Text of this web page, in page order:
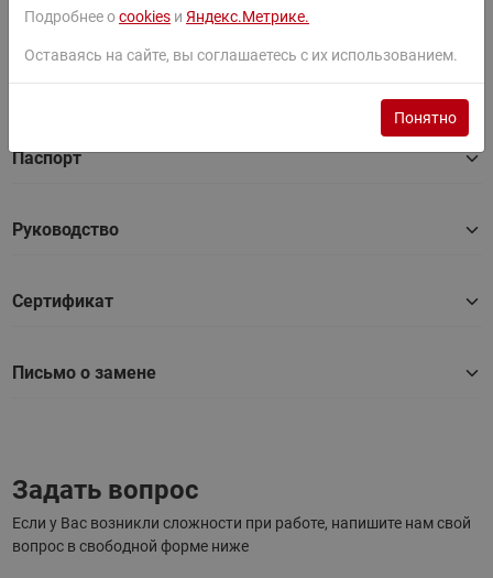
Фильтры
Документация
Паспорт
Руководство
Сертификат
Письмо о замене
Задать вопрос
Если у Вас возникли сложности при работе, напишите нам свой
вопрос в свободной форме ниже
Подробнее оcookies и Яндекс.Метрике.
Оставаясь на сайте, вы соглашаетесь с их использованием.
Понятно